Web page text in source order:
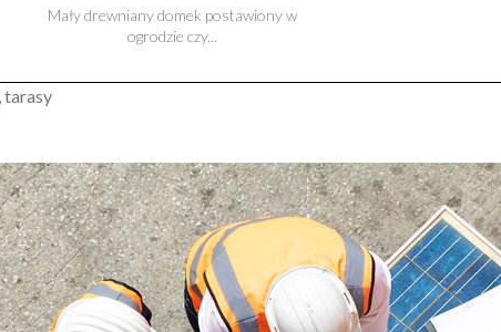
Mały drewniany domek postawiony w
ogrodzie czy...
tarasy